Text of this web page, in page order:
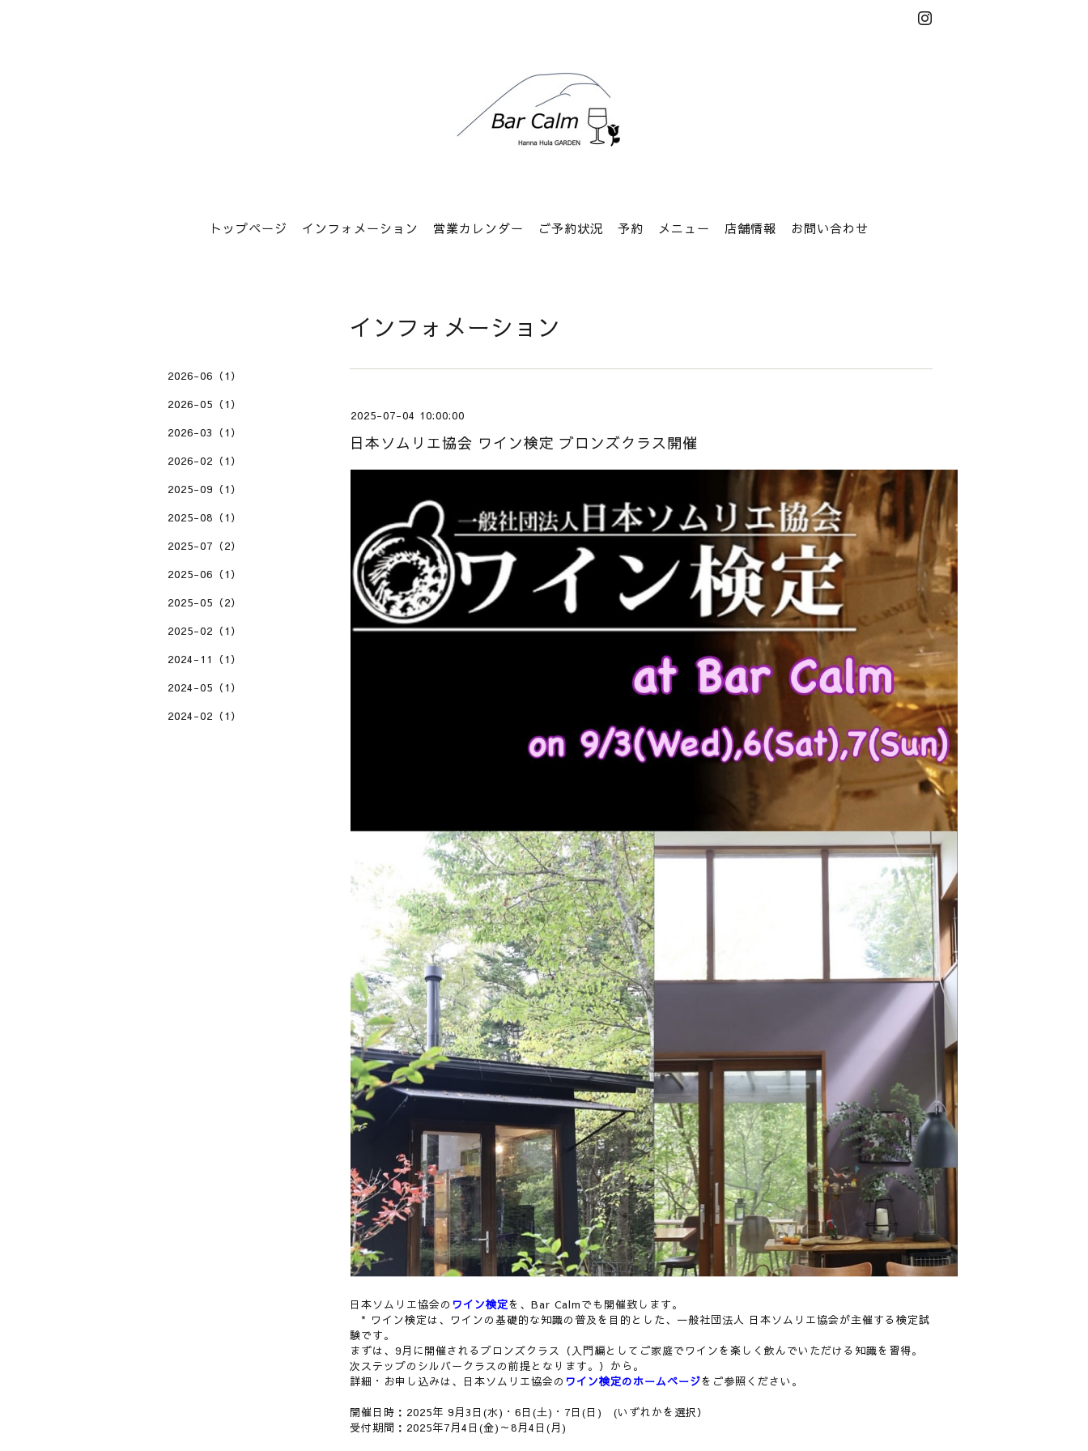
トップページ インフォメーション 営業カレンダー ご予約状況 予約 メニュー 店舗情報 お問い合わせ
インフォメーション
2025-07-04 10:00:00
日本ソムリエ協会 ワイン検定 ブロンズクラス開催
日本ソムリエ協会の ワイン検定を、Bar Calmでも開催致します。
* ワイン検定は、ワインの基礎的な知識の普及を目的とした、一般社団法人 日本ソムリエ協会が主催する検定試
験です。
まずは、9月に開催されるブロンズクラス（入門編としてご家庭でワインを楽しく飲んでいただける知識を習得。
次ステップのシルバークラスの前提となります。）から。
詳細・お申し込みは、日本ソムリエ協会の ワイン検定のホームページをご参照ください。
開催日時：2025年 9月3日(水)・6日(土)・7日(日) (いずれかを選択）
受付期間：2025年7月4日(金)～8月4日(月)
2026-06（1）
2026-05（1）
2026-03（1）
2026-02（1）
2025-09（1）
2025-08（1）
2025-07（2）
2025-06（1）
2025-05（2）
2025-02（1）
2024-11（1）
2024-05（1）
2024-02（1）